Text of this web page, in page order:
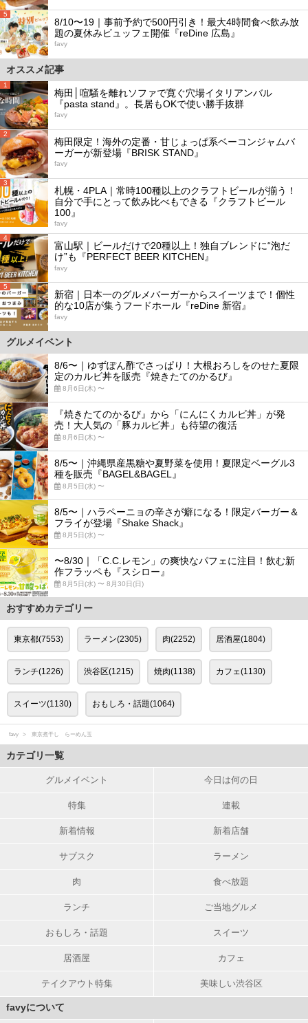
5
8/10〜19｜事前予約で500円引き！最大4時間食べ飲み放
題の夏休みビュッフェ開催『reDine 広島』
favy
オススメ記事
1
梅田│喧騒を離れソファで寛ぐ穴場イタリアンバル
『pasta stand』。長居もOKで使い勝手抜群
favy
2
梅田限定！海外の定番・甘じょっぱ系ベーコンジャムバ
ーガーが新登場『BRISK STAND』
favy
3
札幌・4PLA｜常時100種以上のクラフトビールが揃う！
自分で手にとって飲み比べもできる『クラフトビール
100』
favy
4
富山駅｜ビールだけで20種以上！独自ブレンドに“泡だ
け”も『PERFECT BEER KITCHEN』
favy
5
新宿｜日本一のグルメバーガーからスイーツまで！個性
的な10店が集うフードホール『reDine 新宿』
favy
グルメイベント
8/6〜｜ゆずぽん酢でさっぱり！大根おろしをのせた夏限
定のカルビ丼を販売『焼きたてのかるび』
8月6日(木) 〜
『焼きたてのかるび』から「にんにくカルビ丼」が発
売！大人気の「豚カルビ丼」も待望の復活
8月6日(木) 〜
8/5〜｜沖縄県産黒糖や夏野菜を使用！夏限定ベーグル3
種を販売『BAGEL&BAGEL』
8月5日(水) 〜
8/5〜｜ハラペーニョの辛さが癖になる！限定バーガー＆
フライが登場『Shake Shack』
8月5日(水) 〜
〜8/30｜「C.C.レモン」の爽快なパフェに注目！飲む新
作フラッペも『スシロー』
8月5日(水) 〜 8月30日(日)
おすすめカテゴリー
東京都(7553) ラーメン(2305) 肉(2252) 居酒屋(1804)
ランチ(1226) 渋谷区(1215) 焼肉(1138) カフェ(1130)
スイーツ(1130) おもしろ・話題(1064)
favy 東京煮干し らーめん玉
カテゴリ一覧
グルメイベント 今日は何の日
特集 連載
新着情報 新着店舗
サブスク ラーメン
肉 食べ放題
ランチ ご当地グルメ
おもしろ・話題 スイーツ
居酒屋 カフェ
テイクアウト特集 美味しい渋谷区
favyについて